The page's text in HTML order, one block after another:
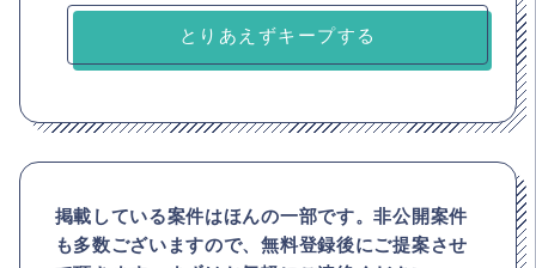
とりあえずキープする
掲載している案件はほんの一部です。非公開案件
も多数ございますので、無料登録後にご提案させ